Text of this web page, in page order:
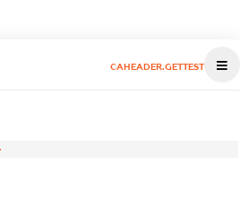
CAHEADER.GETTEST